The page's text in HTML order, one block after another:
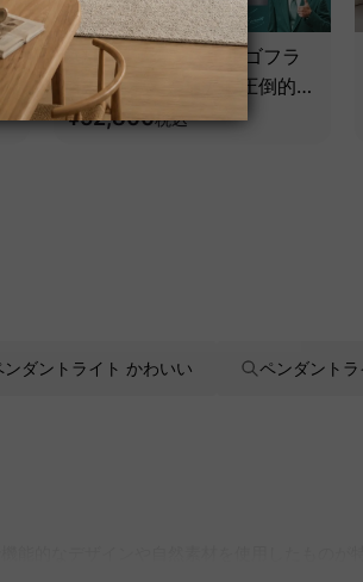
AXISU アクシスエルゴフラ
イオフィスチェア｜圧倒的な
追従機能とフルサポート構造
¥52,800税込
ンダントライト かわいい ペンダント